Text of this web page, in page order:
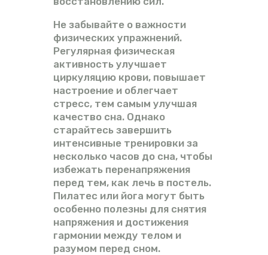
Не забывайте о важности
физических упражнений.
Регулярная физическая
активность улучшает
циркуляцию крови, повышает
настроение и облегчает
стресс, тем самым улучшая
качество сна. Однако
старайтесь завершить
интенсивные тренировки за
несколько часов до сна, чтобы
избежать перенапряжения
перед тем, как лечь в постель.
Пилатес или йога могут быть
особенно полезны для снятия
напряжения и достижения
гармонии между телом и
разумом перед сном.